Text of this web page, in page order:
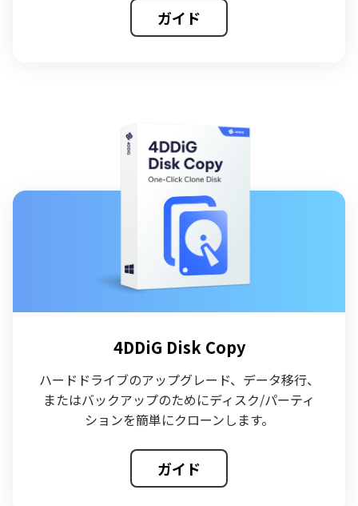
ガイド
4DDiG Disk Copy
ハードドライブのアップグレード、データ移行、
またはバックアップのためにディスク/パーティ
ションを簡単にクローンします。
ガイド